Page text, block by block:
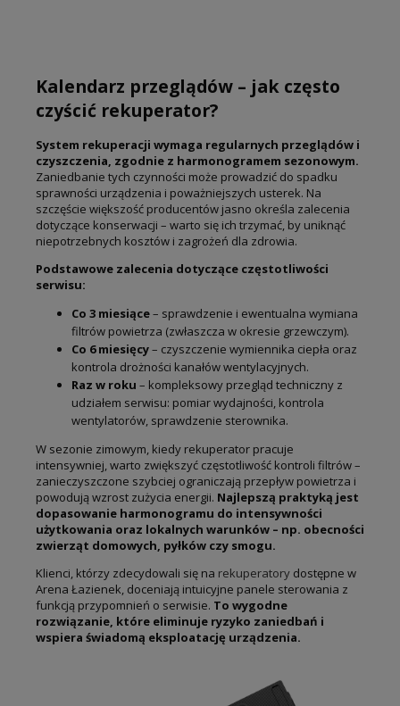
Kalendarz przeglądów – jak często
czyścić rekuperator?
System rekuperacji wymaga regularnych przeglądów i
czyszczenia, zgodnie z harmonogramem sezonowym.
Zaniedbanie tych czynności może prowadzić do spadku
sprawności urządzenia i poważniejszych usterek. Na
szczęście większość producentów jasno określa zalecenia
dotyczące konserwacji – warto się ich trzymać, by uniknąć
niepotrzebnych kosztów i zagrożeń dla zdrowia.
Podstawowe zalecenia dotyczące częstotliwości
serwisu:
Co 3 miesiące– sprawdzenie i ewentualna wymiana
filtrów powietrza (zwłaszcza w okresie grzewczym).
Co 6 miesięcy– czyszczenie wymiennika ciepła oraz
kontrola drożności kanałów wentylacyjnych.
Raz w roku – kompleksowy przegląd techniczny z
udziałem serwisu: pomiar wydajności, kontrola
wentylatorów, sprawdzenie sterownika.
W sezonie zimowym, kiedy rekuperator pracuje
intensywniej, warto zwiększyć częstotliwość kontroli filtrów –
zanieczyszczone szybciej ograniczają przepływ powietrza i
powodują wzrost zużycia energii. Najlepszą praktyką jest
dopasowanie harmonogramu do intensywności
użytkowania oraz lokalnych warunków – np. obecności
zwierząt domowych, pyłków czy smogu.
Klienci, którzy zdecydowali się na rekuperatory dostępne w
Arena Łazienek, doceniają intuicyjne panele sterowania z
funkcją przypomnień o serwisie. To wygodne
rozwiązanie, które eliminuje ryzyko zaniedbań i
wspiera świadomą eksploatację urządzenia.